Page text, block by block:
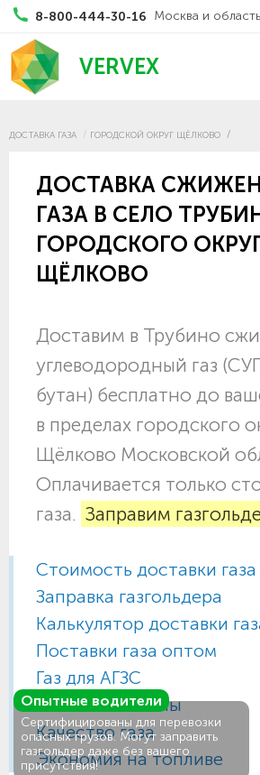
8-800-444-30-16 Москва и область
VERVEX
ДОСТАВКА ГАЗА ГОРОДСКОЙ ОКРУГ ЩЁЛКОВО
ДОСТАВКА
ГАЗА В СЕЛО
ГОРОДСКОГО
ЩЁЛКОВО
Доставим в Трубино
углеводородный газ
бутан) бесплатно до
в пределах городского
Щёлково Московской
Оплачивается только
газа. Заправим
Стоимость доставки газа
Заправка газгольдера
Калькулятор доставки
Поставки газа оптом
Газ для АГЗС
Газовые баллоны
Качество газа
Экономия на топливе
Опытные водители
Сертифицированы для перевозки
опасных грузов. Могут заправить
газгольдер даже без вашего
присутствия!